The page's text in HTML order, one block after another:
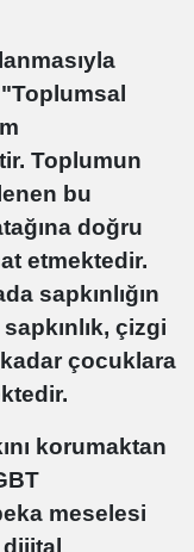
Toplumun
bu
doğru
etmektedir.
sapkınlığın
çizgi
çocuklara
korumaktan
meselesi